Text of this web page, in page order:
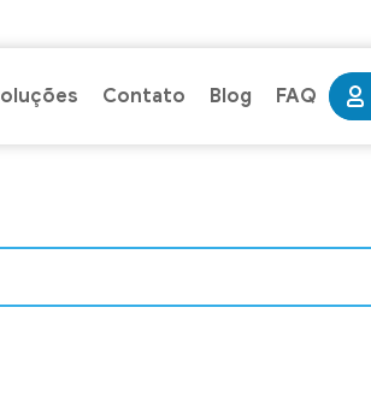
Contato Blog FAQ